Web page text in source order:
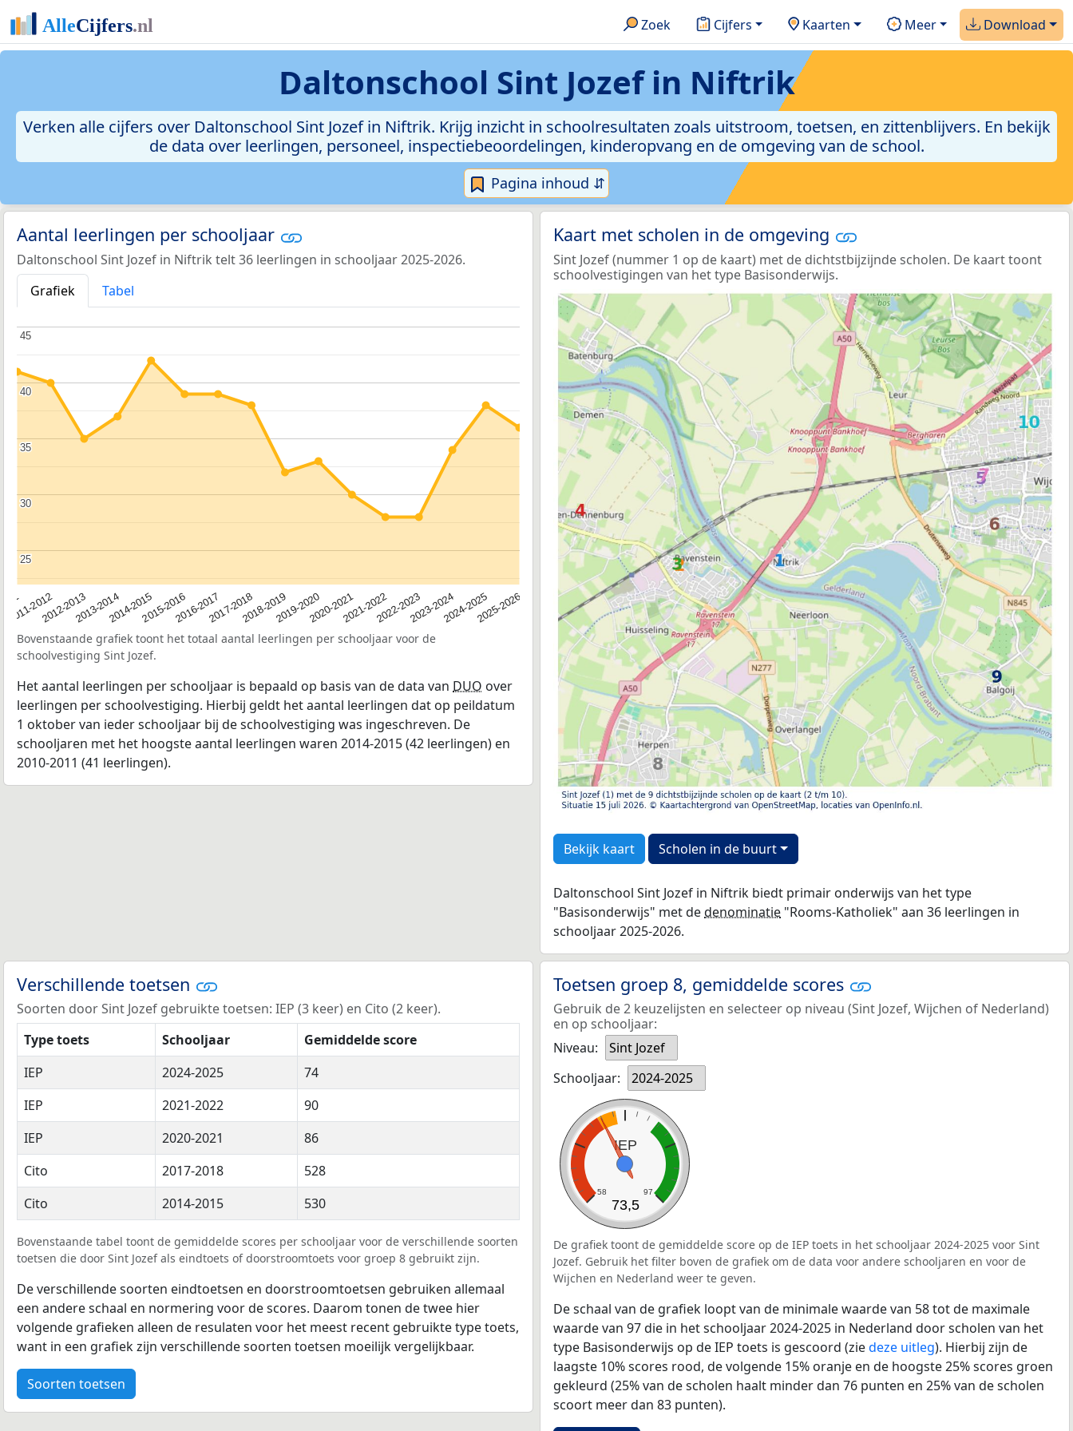
Zoek Cijfers Kaarten Meer Download
Daltonschool Sint Jozef in Niftrik
Verken alle cijfers over Daltonschool Sint Jozef in Niftrik. Krijg inzicht in schoolresultaten zoals uitstroom, toetsen, en zittenblijvers. En bekijk
de data over leerlingen, personeel, inspectiebeoordelingen, kinderopvang en de omgeving van de school.
Pagina inhoud ⇵
Aantal leerlingen per schooljaar
Daltonschool Sint Jozef in Niftrik telt 36 leerlingen in schooljaar 2025-2026.
Grafiek
Tabel
2011-20122012-20132013-20142014-20152015-20162016-20172017-20182018-20192019-20202020-20212021-20222022-20232023-20242024-20252025-2026
25
25
30
30
35
35
40
40
45
45
Bovenstaande grafiek toont het totaal aantal leerlingen per schooljaar voor de
schoolvestiging Sint Jozef.
Het aantal leerlingen per schooljaar is bepaald op basis van de data van DUO over
leerlingen per schoolvestiging. Hierbij geldt het aantal leerlingen dat op peildatum
1 oktober van ieder schooljaar bij de schoolvestiging was ingeschreven. De
schooljaren met het hoogste aantal leerlingen waren 2014-2015 (42 leerlingen) en
2010-2011 (41 leerlingen).
Kaart met scholen in de omgeving
Sint Jozef (nummer 1 op de kaart) met de dichtstbijzijnde scholen. De kaart toont
schoolvestigingen van het type Basisonderwijs.
Bekijk kaart Scholen in de buurt
Daltonschool Sint Jozef in Niftrik biedt primair onderwijs van het type
"Basisonderwijs" met dedenominatie "Rooms-Katholiek" aan 36 leerlingen in
schooljaar 2025-2026.
Verschillende toetsen
Soorten door Sint Jozef gebruikte toetsen: IEP (3 keer) en Cito (2 keer).
Type toets
Schooljaar
Gemiddelde score
IEP
2024-2025
74
IEP
2021-2022
90
IEP
2020-2021
86
Cito
2017-2018
528
Cito
2014-2015 530
Bovenstaande tabel toont de gemiddelde scores per schooljaar voor de verschillende soorten
toetsen die door Sint Jozef als eindtoets of doorstroomtoets voor groep 8 gebruikt zijn.
De verschillende soorten eindtoetsen en doorstroomtoetsen gebruiken allemaal
een andere schaal en normering voor de scores. Daarom tonen de twee hier
volgende grafieken alleen de resulaten voor het meest recent gebruikte type toets,
want in een grafiek zijn verschillende soorten toetsen moeilijk vergelijkbaar.
Soorten toetsen
Toetsen groep 8, gemiddelde scores
Gebruik de 2 keuzelijsten en selecteer op niveau (Sint Jozef, Wijchen of Nederland)
en op schooljaar:
Niveau:
Sint Jozef
Schooljaar:
2024-2025
IEP
58 97
73,5
De grafiek toont de gemiddelde score op de IEP toets in het schooljaar 2024-2025 voor Sint
Jozef. Gebruik het filter boven de grafiek om de data voor andere schooljaren en voor de
Wijchen en Nederland weer te geven.
De schaal van de grafiek loopt van de minimale waarde van 58 tot de maximale
waarde van 97 die in het schooljaar 2024-2025 in Nederland door scholen van het
type Basisonderwijs op de IEP toets is gescoord (ziedeze uitleg). Hierbij zijn de
laagste 10% scores rood, de volgende 15% oranje en de hoogste 25% scores groen
gekleurd (25% van de scholen haalt minder dan 76 punten en 25% van de scholen
scoort meer dan 83 punten).